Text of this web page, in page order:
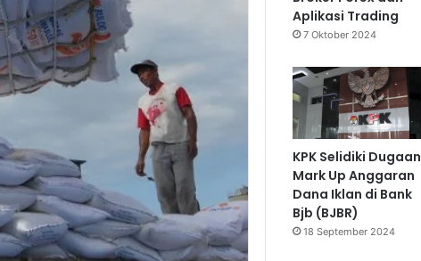
Aplikasi Trading
7 Oktober 2024
KPK Selidiki Dugaan
Mark Up Anggaran
Dana Iklan di Bank
Bjb (BJBR)
18 September 2024